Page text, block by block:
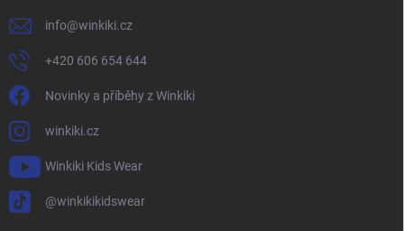
info@winkiki.cz
+420 606 654 644
Novinky a příběhy z Winkiki
winkiki.cz
Winkiki Kids Wear
@winkikikidswear